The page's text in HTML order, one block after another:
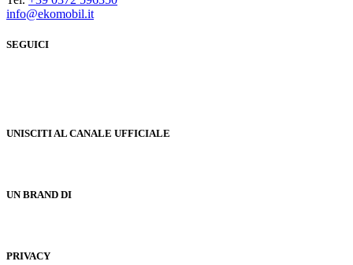
info@ekomobil.it
SEGUICI
UNISCITI AL CANALE UFFICIALE
UN BRAND DI
PRIVACY